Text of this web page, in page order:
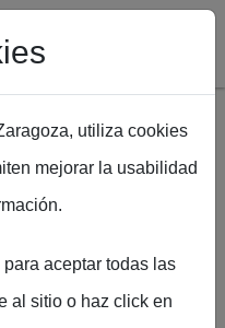
utiliza cookies
mejorar la usabilidad
aceptar todas las
al sitio o haz click en